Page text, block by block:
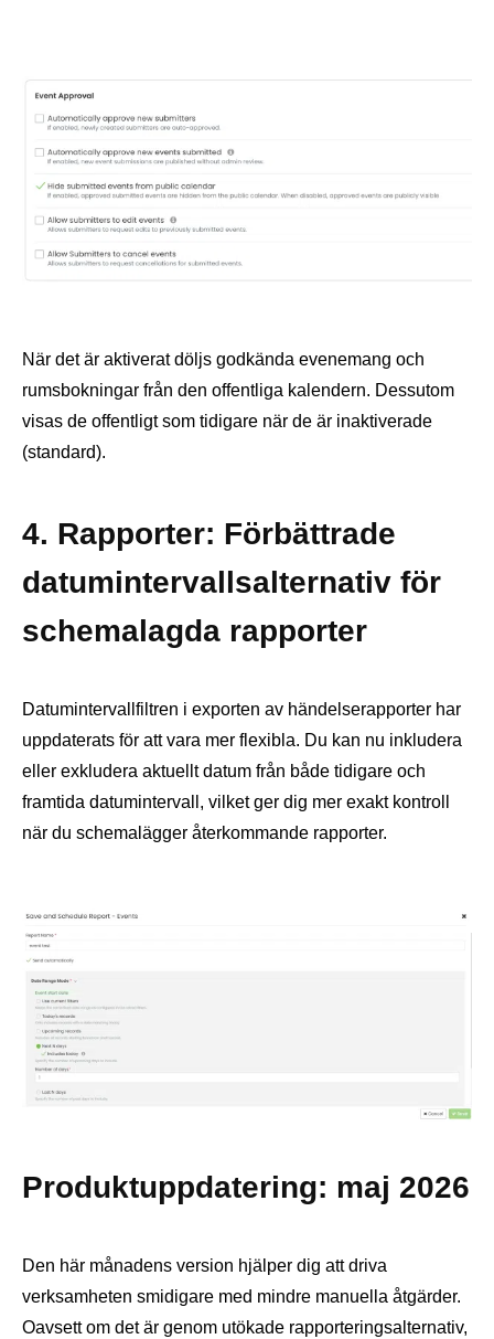
När det är aktiverat döljs godkända evenemang och
rumsbokningar från den offentliga kalendern. Dessutom
visas de offentligt som tidigare när de är inaktiverade
(standard).
4. Rapporter: Förbättrade
datumintervallsalternativ för
schemalagda rapporter
Datumintervallfiltren i exporten av händelserapporter har
uppdaterats för att vara mer flexibla. Du kan nu inkludera
eller exkludera aktuellt datum från både tidigare och
framtida datumintervall, vilket ger dig mer exakt kontroll
när du schemalägger återkommande rapporter.
Produktuppdatering: maj 2026
Den här månadens version hjälper dig att driva
verksamheten smidigare med mindre manuella åtgärder.
Oavsett om det är genom utökade rapporteringsalternativ,